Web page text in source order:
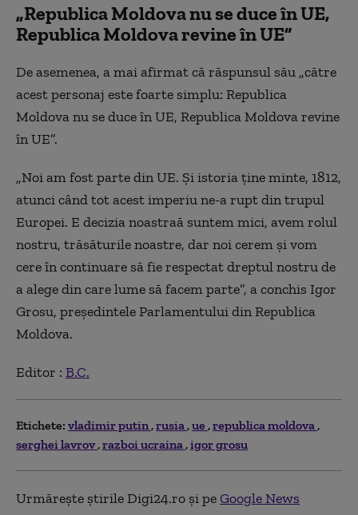
„Republica Moldova nu se duce în UE,
Republica Moldova revine în UE”
De asemenea, a mai afirmat că răspunsul său „către
acest personaj este foarte simplu: Republica
Moldova nu se duce în UE, Republica Moldova revine
în UE”.
„Noi am fost parte din UE. Și istoria ține minte, 1812,
atunci când tot acest imperiu ne-a rupt din trupul
Europei. E decizia noastraă suntem mici, avem rolul
nostru, trăsăturile noastre, dar noi cerem și vom
cere în continuare să fie respectat dreptul nostru de
a alege din care lume să facem parte”, a conchis Igor
Grosu, președintele Parlamentului din Republica
Moldova.
Editor : B.C.
Etichete: vladimir putin rusia ue republica moldova
serghei lavrov razboi ucraina igor grosu
Urmărește știrile Digi24.ro și peGoogle News